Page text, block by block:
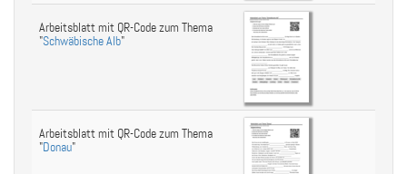
Arbeitsblatt mit QR-Code zum Thema
"Schwäbische Alb"
Arbeitsblatt mit QR-Code zum Thema
"Donau"